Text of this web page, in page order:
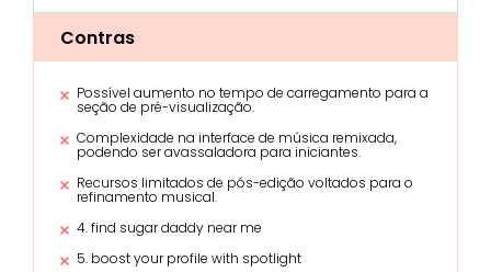
Contras
Possível aumento no tempo de carregamento para a
seção de pré-visualização.
Complexidade na interface de música remixada,
podendo ser avassaladora para iniciantes.
Recursos limitados de pós-edição voltados para o
refinamento musical.
4. find sugar daddy near me
5. boost your profile with spotlight